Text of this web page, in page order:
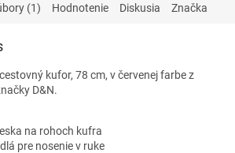
(1) Hodnotenie Diskusia Značka
kufor, 78 cm, v červenej farbe z
D&N.
na rohoch kufra
pre nosenie v ruke